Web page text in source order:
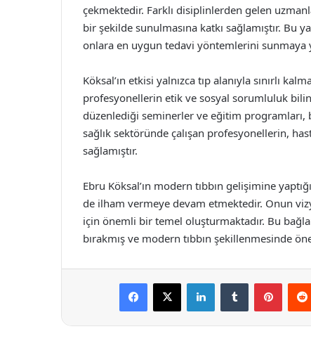
çekmektedir. Farklı disiplinlerden gelen
bir şekilde sunulmasına katkı sağlamıştır. Bu
onlara en uygun tedavi yöntemlerini sunmaya
Köksal’ın etkisi yalnızca tıp alanıyla sınırlı
profesyonellerin etik ve sosyal sorumluluk
düzenlediği seminerler ve eğitim programları,
sağlık sektöründe çalışan profesyonellerin,
sağlamıştır.
Ebru Köksal’ın modern tıbbın gelişimine
de ilham vermeye devam etmektedir. Onun
için önemli bir temel oluşturmaktadır. Bu
bırakmış ve modern tıbbın şekillenmesinde
Facebook
X LinkedInTumblr